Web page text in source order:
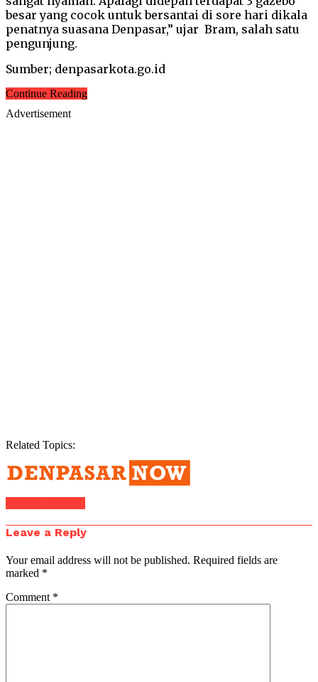
besar yang cocok untuk bersantai di sore hari dikala
penatnya suasana Denpasar,” ujar Bram, salah satu
pengunjung.
Sumber; denpasarkota.go.id
Continue Reading
Advertisement
Related Topics:
Leave a Reply
Your email address will not be published. Required fields are
marked *
Comment *